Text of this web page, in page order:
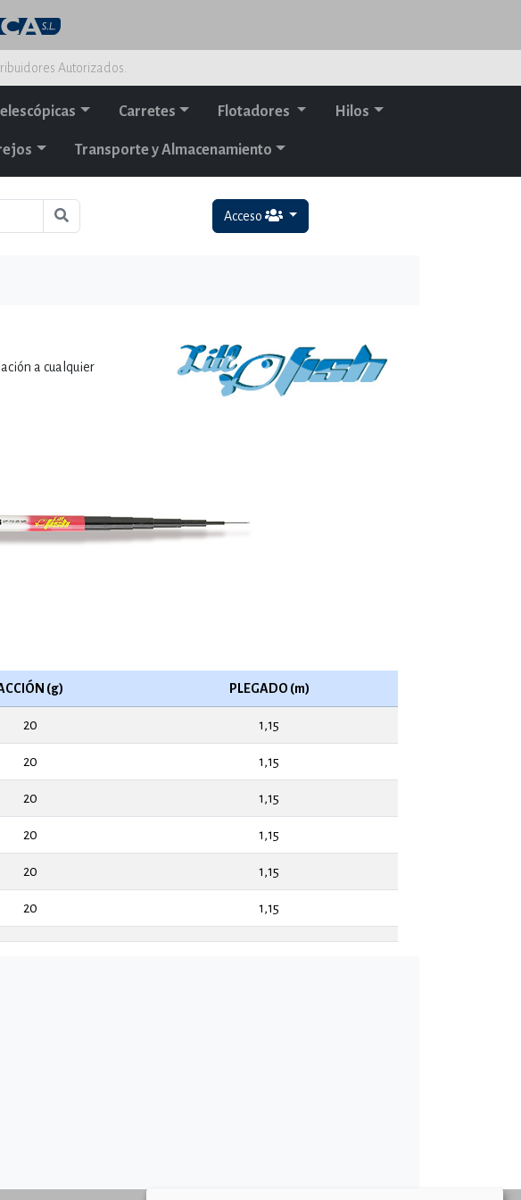
Autorizados.
Carretes Flotadores Hilos
Transporte y Almacenamiento
Acceso
a cualquier
(g) PLEGADO (m)
20 1,15
20 1,15
20 1,15
20 1,15
20 1,15
20 1,15